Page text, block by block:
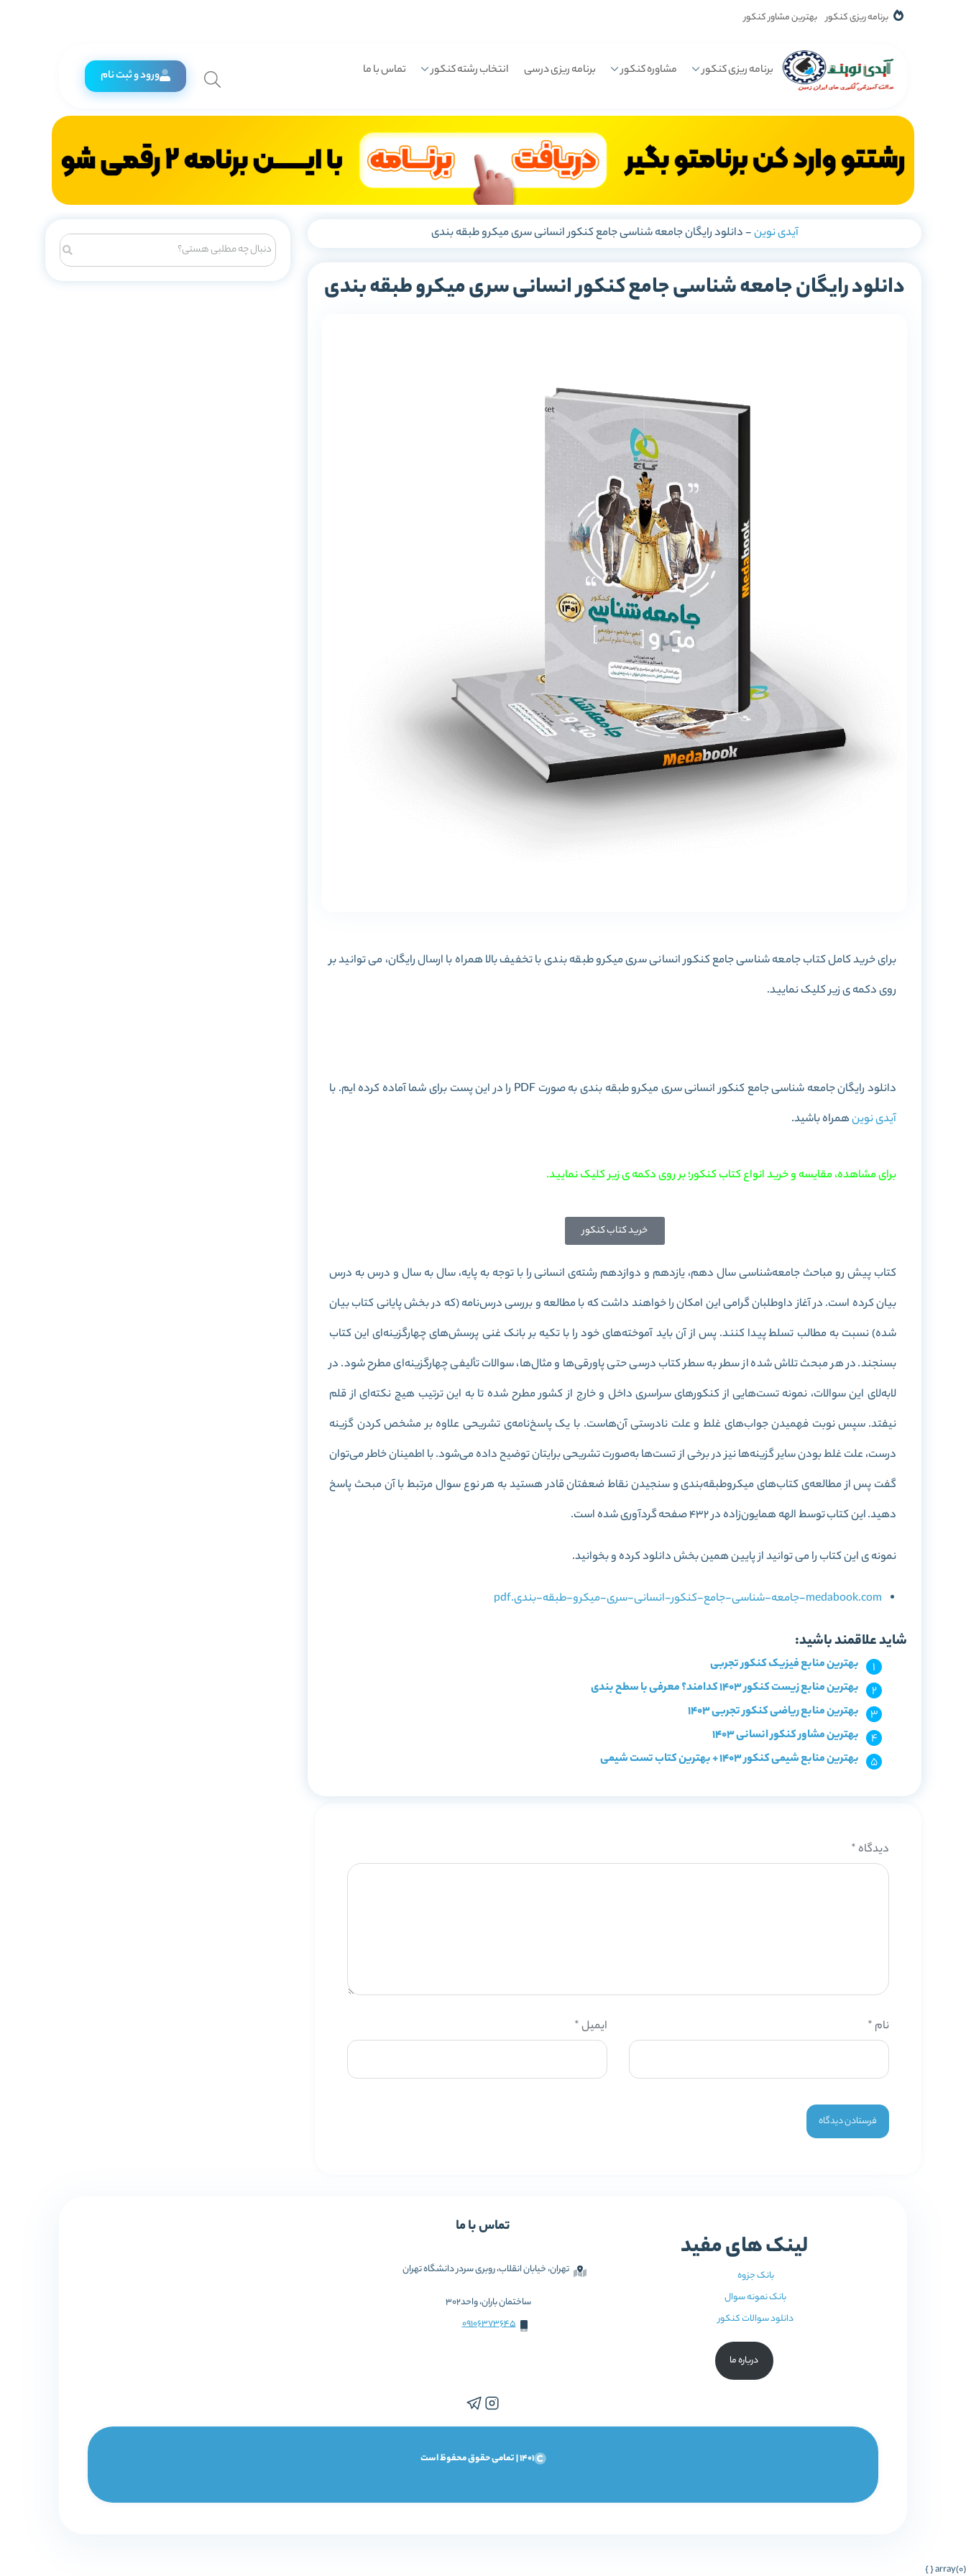
برنامه ریزی کنکور بهترین مشاور کنکور
برنامه ریزی کنکور مشاوره کنکور برنامه ریزی درسی انتخاب رشته کنکور تماس با ما ورود و ثبت نام
آیدی نوین-دانلود رایگان جامعه شناسی جامع کنکور انسانی سری میکرو طبقه بندی
دانلود رایگان جامعه شناسی جامع کنکور انسانی سری میکرو طبقه بندی
برای خرید کامل کتاب جامعه شناسی جامع کنکور انسانی سری میکرو طبقه بندی با تخفیف بالا همراه با ارسال رایگان، می توانید بر
روی دکمه ی زیر کلیک نمایید.
دانلود رایگان جامعه شناسی جامع کنکور انسانی سری میکرو طبقه بندی به صورت PDF را در این پست برای شما آماده کرده ایم. با
آیدی نوینهمراه باشید.
برای مشاهده، مقایسه و خرید انواع کتاب کنکور؛ بر روی دکمه ی زیر کلیک نمایید.
خرید کتاب کنکور
کتاب پیش‌ رو مباحث جامعه‌شناسی سال دهم، یازدهم و دوازدهم رشته‌ی انسانی را با توجه به پایه، سال به سال و درس به درس
بیان کرده است. در آغاز داوطلبان گرامی این امکان را خواهند داشت که با مطالعه و بررسی درس‌نامه (که در بخش پایانی کتاب بیان
شده) نسبت به مطالب تسلط پیدا کنند. پس از آن باید آموخته‌های خود را با تکیه بر بانک غنی پرسش‌های چهارگزینه‌ای این کتاب
بسنجند. در هر مبحث تلاش شده از سطر به سطر کتاب درسی حتی پاورقی‌ها و مثال‌ها، سوالات تألیفی چهارگزینه‌ای مطرح شود. در
لابه‌لای این سوالات، نمونه‌ تست‌هایی از کنکور‌های سراسری داخل و خارج از کشور مطرح شده تا به این ترتیب هیچ نکته‌ای از قلم
نیفتد. سپس نوبت فهمیدن جواب‌های غلط و علت نادرستی آن‌هاست. با یک پاسخ‌نامه‌ی تشریحی علاوه بر مشخص کردن گزینه
درست، علت غلط بودن سایر گزینه‌ها نیز در برخی از تست‌ها به‌صورت تشریحی برایتان توضیح داده می‌شود. با اطمینان خاطر می‌توان
گفت پس از مطالعه‌ی کتاب‌های میکروطبقه‌بندی و سنجیدن نقاط ضعفتان قادر هستید به هر نوع سوال مرتبط با آن مبحث پاسخ
دهید. این کتاب توسط الهه همایون‌زاده در 432 صفحه گردآوری شده است.
نمونه ی این کتاب را می توانید از پایین همین بخش دانلود کرده و بخوانید.
medabook.com-جامعه-شناسی-جامع-کنکور-انسانی-سری-میکرو-طبقه-بندی.pdf
شاید علاقمند باشید:
بهترین منابع فیزیک کنکور تجربی
بهترین منابع زیست کنکور 1403 کدامند؟ معرفی با سطح بندی
بهترین منابع ریاضی کنکور تجربی 1403
بهترین مشاور کنکور انسانی 1403
بهترین منابع شیمی کنکور 1403 + بهترین کتاب تست شیمی
دیدگاه *
نام * ایمیل*
لینک های مفید
بانک جزوه
بانک نمونه سوال
دانلود سوالات کنکور
درباره ما
تماس با ما
تهران، خیابان انقلاب، روبری سردر دانشگاه تهران
ساختمان باران، واحد302
09106373645
1401 | تمامی حقوق محفوظ است
array(0) { }